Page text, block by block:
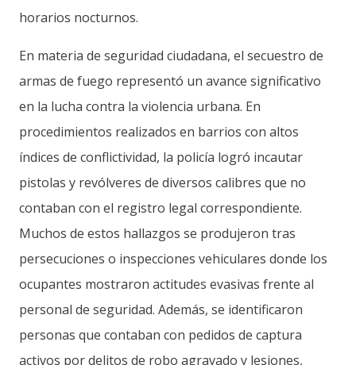
horarios nocturnos.
En materia de seguridad ciudadana, el secuestro de
armas de fuego representó un avance significativo
en la lucha contra la violencia urbana. En
procedimientos realizados en barrios con altos
índices de conflictividad, la policía logró incautar
pistolas y revólveres de diversos calibres que no
contaban con el registro legal correspondiente.
Muchos de estos hallazgos se produjeron tras
persecuciones o inspecciones vehiculares donde los
ocupantes mostraron actitudes evasivas frente al
personal de seguridad. Además, se identificaron
personas que contaban con pedidos de captura
activos por delitos de robo agravado y lesiones,